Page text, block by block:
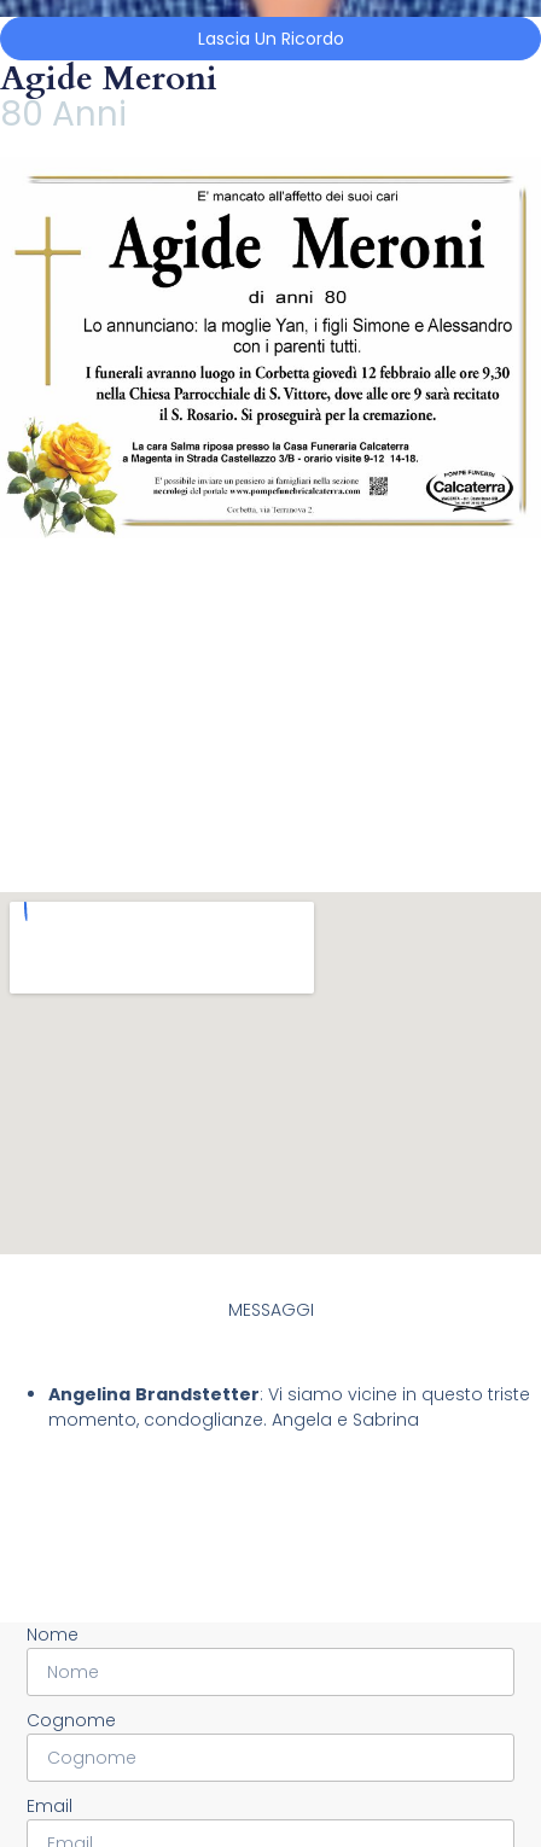
Lascia Un Ricordo
Agide Meroni
80 Anni
MESSAGGI
Angelina Brandstetter: Vi siamo vicine in questo triste
momento, condoglianze. Angela e Sabrina
Nome
Cognome
Email